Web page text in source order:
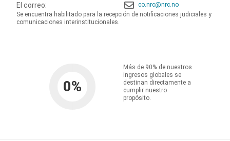
El correo:
co.nrc@nrc.no
Se encuentra habilitado para la recepción de notificaciones judiciales y
comunicaciones interinstitucionales.
0%
Más de 90% de nuestros
ingresos globales se
destinan directamente a
cumplir nuestro
propósito.